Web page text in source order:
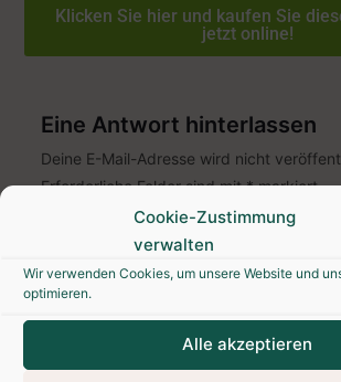
Cookie-Zustimmung
verwalten
Wir verwenden Cookies, um unsere Website und
optimieren.
Alle akzeptieren
Klicken Sie hier und kaufen Sie
jetzt online!
Eine Antwort hinterlassen
Deine E-Mail-Adresse wird nicht
Erforderliche Felder sind mit*markiert.